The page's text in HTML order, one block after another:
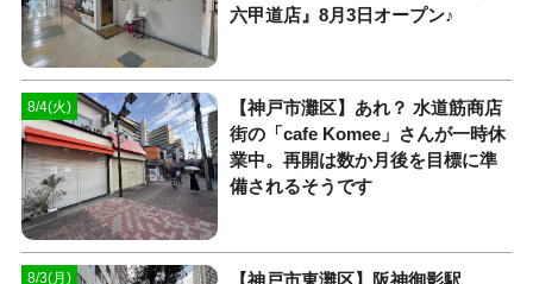
六甲道店』8月3日オープン♪
8/4(火)
【神戸市灘区】あれ？ 水道筋商店
街の「cafe Komee」さんが一時休
業中。再開は数か月後を目標に準
備されるそうです
8/3(月)
【神戸市東灘区】阪神御影駅